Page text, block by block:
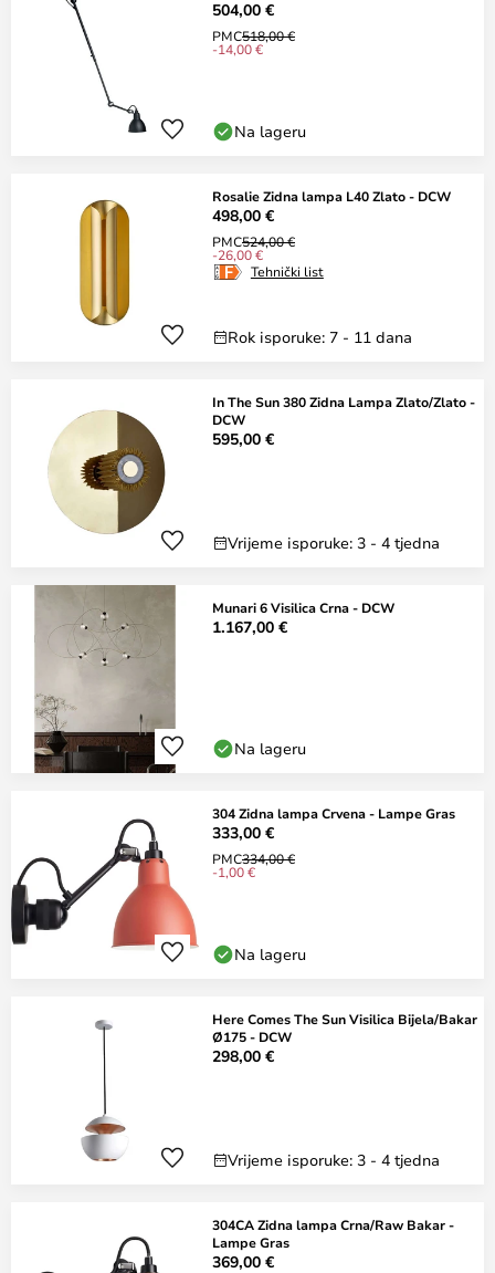
504,00 €
PMC518,00 €
-14,00 €
Na lageru
Rosalie Zidna lampa L40 Zlato - DCW
498,00 €
PMC524,00 €
-26,00 €
Tehnički list
Rok isporuke: 7 - 11 dana
In The Sun 380 Zidna Lampa Zlato/Zlato -
DCW
595,00 €
Vrijeme isporuke: 3 - 4 tjedna
Munari 6 Visilica Crna - DCW
1.167,00 €
Na lageru
304 Zidna lampa Crvena - Lampe Gras
333,00 €
PMC334,00 €
-1,00 €
Na lageru
Here Comes The Sun Visilica Bijela/Bakar
Ø175 - DCW
298,00 €
Vrijeme isporuke: 3 - 4 tjedna
304CA Zidna lampa Crna/Raw Bakar -
Lampe Gras
369,00 €